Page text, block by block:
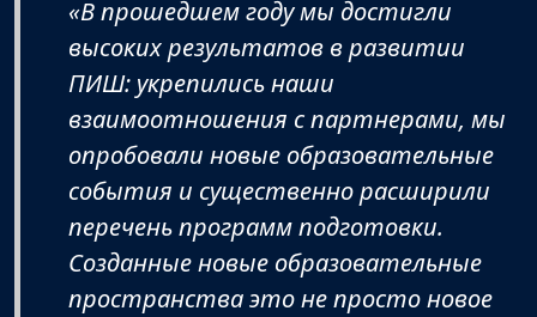
«В прошедшем году мы достигли
высоких результатов в развитии
ПИШ: укрепились наши
взаимоотношения с партнерами, мы
опробовали новые образовательные
события и существенно расширили
перечень программ подготовки.
Созданные новые образовательные
пространства это не просто новое